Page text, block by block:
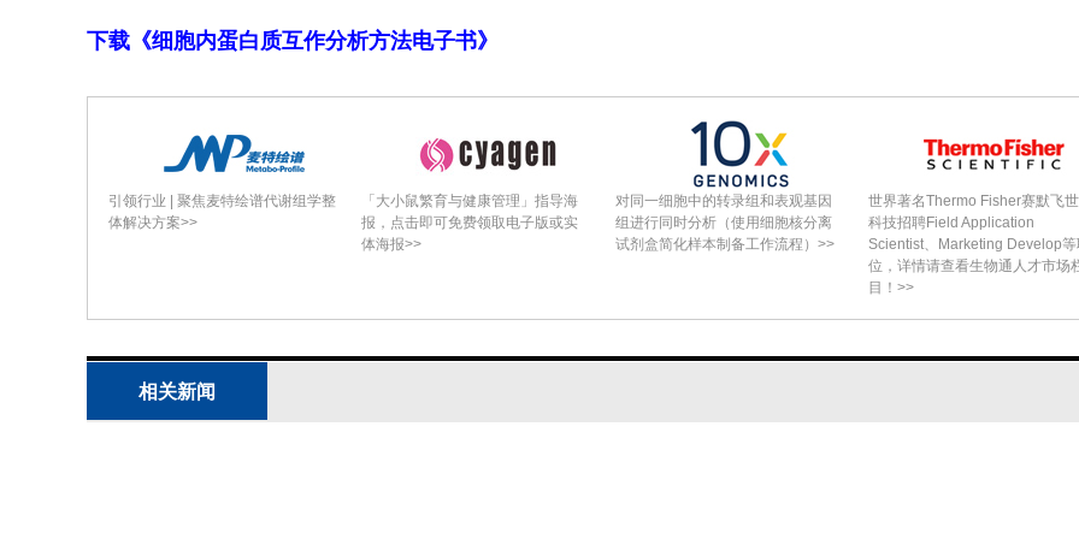
下载《细胞内蛋白质互作分析方法电子书》
引领行业 | 聚焦麦特绘谱代谢组学整
体解决方案>>
「大小鼠繁育与健康管理」指导海
报，点击即可免费领取电子版或实
体海报>>
对同一细胞中的转录组和表观基因
组进行同时分析（使用细胞核分离
试剂盒简化样本制备工作流程）>>
世界著名Thermo Fisher赛默飞
科技招聘Field Application
Scientist、Marketing Develop等
位，详情请查看生物通人才市场
目！>>
相关新闻